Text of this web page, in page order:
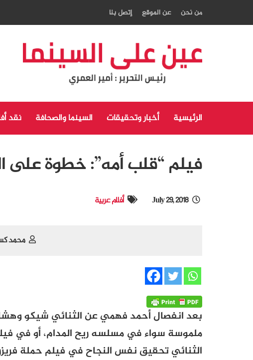
من نحن عن الموقع إتصل بنا
الرئيسية أخبار وتحقيقات السينما والصحافة نقد
فيلم “قلب أمه”: خطوة على
July 29, 2018 أفلام عربية
محمد
بعد انفصال أحمد فهمي عن الثنائي شيكو
ملموسة سواء في مسلسه ريح المدام، أو في
الثنائي تحقيق نفس النجاح في فيلم حملة